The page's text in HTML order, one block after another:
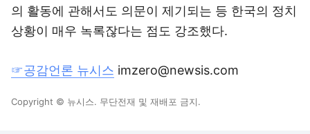
의 활동에 관해서도 의문이 제기되는 등 한국의 정치
상황이 매우 녹록잖다는 점도 강조했다.
☞공감언론 뉴시스 imzero@newsis.com
Copyright © 뉴시스. 무단전재 및 재배포 금지.